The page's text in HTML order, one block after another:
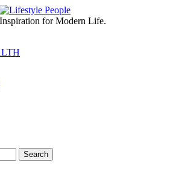
for Modern Life.